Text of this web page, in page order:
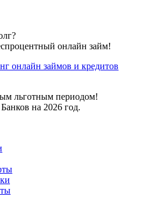
онлайн займ!
льготным периодом!
на 2026 год.